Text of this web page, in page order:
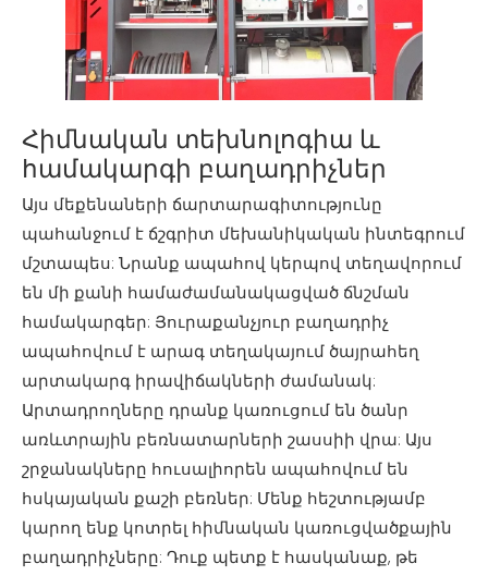
Հիմնական տեխնոլոգիա և
համակարգի բաղադրիչներ
Այս մեքենաների ճարտարագիտությունը
պահանջում է ճշգրիտ մեխանիկական ինտեգրում
մշտապես: Նրանք ապահով կերպով տեղավորում
են մի քանի համաժամանակացված ճնշման
համակարգեր: Յուրաքանչյուր բաղադրիչ
ապահովում է արագ տեղակայում ծայրահեղ
արտակարգ իրավիճակների ժամանակ:
Արտադրողները դրանք կառուցում են ծանր
առևտրային բեռնատարների շասսիի վրա: Այս
շրջանակները հուսալիորեն ապահովում են
հսկայական քաշի բեռներ: Մենք հեշտությամբ
կարող ենք կոտրել հիմնական կառուցվածքային
բաղադրիչները: Դուք պետք է հասկանաք, թե